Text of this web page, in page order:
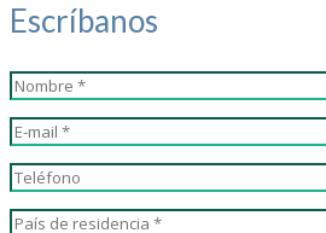
Escríbanos